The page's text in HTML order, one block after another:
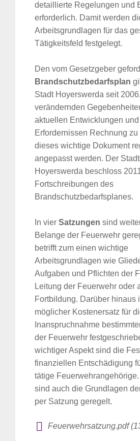
detaillierte Regelungen und
erforderlich. Damit werden
Arbeitsgrundlagen für das
Tätigkeitsfeld festgelegt.
Den vom Gesetzgeber
Brandschutzbedarfsplan
Stadt Hoyerswerda seit
verändernden
aktuellen Entwicklungen und
Erfordernissen Rechnung
dieses wichtige Dokument
angepasst werden. Der
Hoyerswerda beschloss
Fortschreibungen des
Brandschutzbedarfsplanes.
In vier Satzungen sind
Belange der Feuerwehr
betrifft zum einen wichtige
Arbeitsgrundlagen wie
Aufgaben und Pflichten der
Leitung der Feuerwehr oder
Fortbildung. Darüber hinaus
möglicher Kostenersatz für
Inanspruchnahme
der Feuerwehr
wichtiger Aspekt sind die
finanziellen Entschädigung
tätige
sind auch die Grundlagen
per Satzung geregelt.
Feuerwehrsatzung.pdf